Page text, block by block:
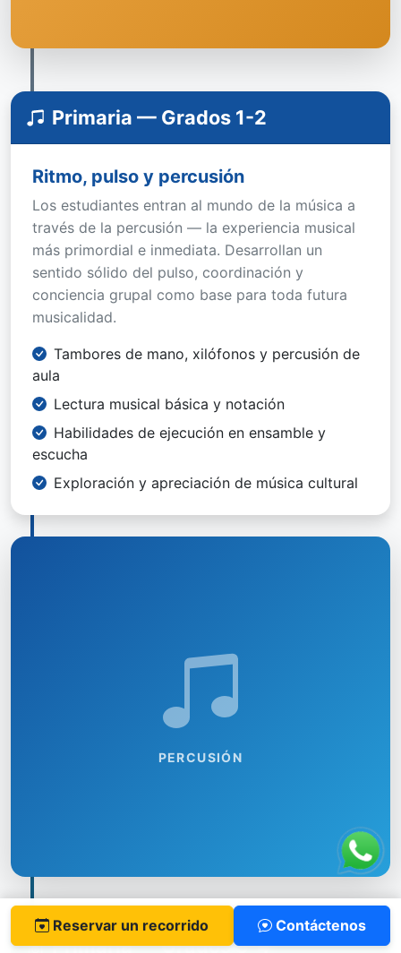
Primaria — Grados 1-2
Ritmo, pulso y percusión
Los estudiantes entran al mundo de la música a
través de la percusión — la experiencia musical
más primordial e inmediata. Desarrollan un
sentido sólido del pulso, coordinación y
conciencia grupal como base para toda futura
musicalidad.
Tambores de mano, xilófonos y percusión de
aula
Lectura musical básica y notación
Habilidades de ejecución en ensamble y
escucha
Exploración y apreciación de música cultural
PERCUSIÓN
Primaria — Grados 3-4
Reservar un recorrido Contáctenos